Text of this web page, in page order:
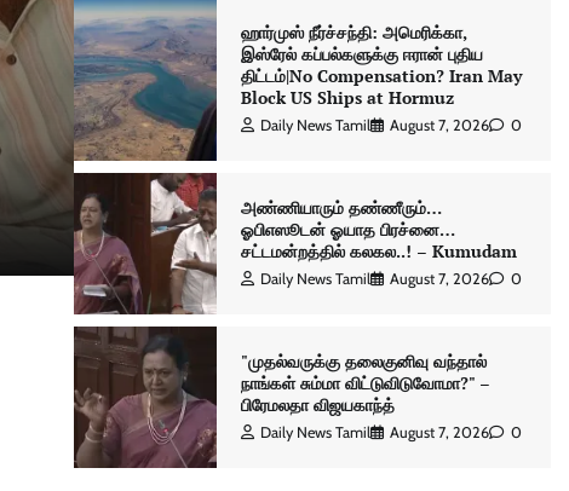
புதிய செய்தி
ஹார்முஸ் நீர்ச்சந்தி: அமெரிக்கா,
இஸ்ரேல் கப்பல்களுக்கு ஈரான் புதிய
திட்டம்|No Compensation? Iran
Block US Ships at Hormuz
Daily News Tamil August 7, 2026 0
ஹார்முஸ் நீர்ச்சந்தி: அமெரிக்கா,
இஸ்ரேல் கப்பல்களுக்கு ஈரான் புதிய
திட்டம்|No Compensation? Iran May
Block US Ships at Hormuz
Daily News Tamil August 7, 2026 0
அண்ணியாரும் தண்ணீரும்…
ஓபிஎஸூடன் ஓயாத பிரச்னை…
சட்டமன்றத்தில் கலகல..! – Kumudam
Daily News Tamil August 7, 2026 0
"முதல்வருக்கு தலைகுனிவு வந்தால்
நாங்கள் சும்மா விட்டுவிடுவோமா?" –
பிரேமலதா விஜயகாந்த்
Daily News Tamil August 7, 2026 0